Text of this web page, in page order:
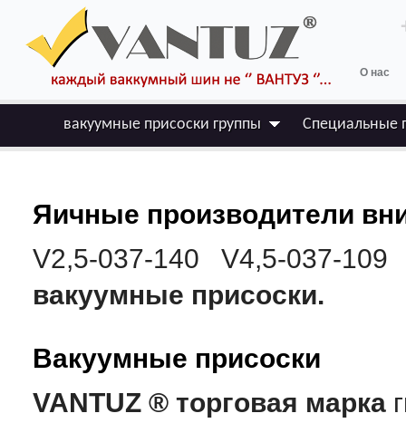
О нас
вакуумные присоски группы Специальные
Яичные производители
V2,5-037-140 V4,5-037-109
вакуумные присоски.
Вакуумные присоски
VANTUZ ® торговая марка